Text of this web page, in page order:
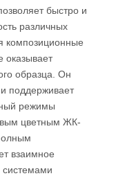
быстро и
различных
композиционные
оказывает
образца. Он
поддерживает
режимы
цветным ЖК-
взаимное